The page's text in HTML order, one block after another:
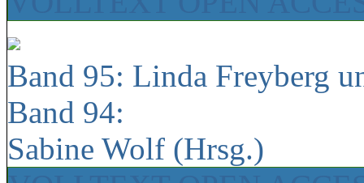
Band 95: Linda Freyberg
Band 94:
Sabine Wolf (Hrsg.)